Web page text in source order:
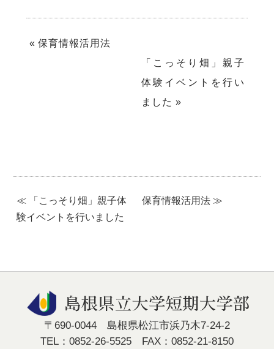
«保育情報活用法
「こっそり畑」親子
体験イベントを行い
ました »
≪ 「こっそり畑」親子体
験イベントを行いました
保育情報活用法 ≫
〒690-0044 島根県松江市浜乃木7-24-2
TEL：0852-26-5525 FAX：0852-21-8150